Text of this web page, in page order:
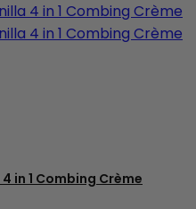
in 1 Combing Crème